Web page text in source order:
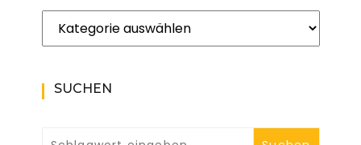
Kategorien
SUCHEN